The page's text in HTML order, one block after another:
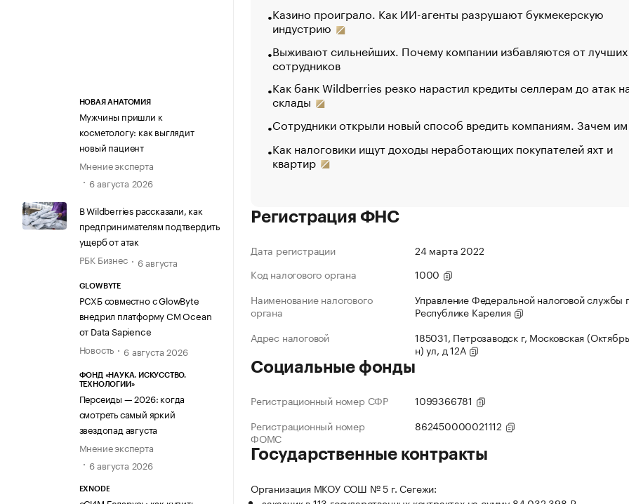
НОВАЯ АНАТОМИЯ
Мужчины пришли к
косметологу: как выглядит
новый пациент
Мнение эксперта
6 августа 2026
В Wildberries рассказали, как
предпринимателям подтвердить
ущерб от атак
РБК Бизнес
6 августа
GLOWBYTE
РСХБ совместно с GlowByte
внедрил платформу CM Ocean
от Data Sapience
Новость
6 августа 2026
ФОНД «НАУКА. ИСКУССТВО.
ТЕХНОЛОГИИ»
Персеиды — 2026: когда
смотреть самый яркий
звездопад августа
Мнение эксперта
6 августа 2026
EXNODE
Казино проиграло. Как ИИ-агенты разрушают букмекерскую
индустрию
Выживают сильнейших. Почему компании избавляются от лучших
сотрудников
Как банк Wildberries резко нарастил кредиты селлерам до атак
склады
Сотрудники открыли новый способ вредить компаниям. Зачем
Как налоговики ищут доходы неработающих покупателей яхт и
квартир
Регистрация ФНС
Дата регистрации
24 марта 2022
Код налогового органа
1000
Наименование налогового
органа
Управление Федеральной налоговой службы
Республике Карелия
Адрес налоговой
185031, Петрозаводск г, Московская
н) ул, д 12А
Социальные фонды
Регистрационный номер СФР
1099366781
Регистрационный номер
ФОМС
862450000021112
Государственные контракты
Организация МКОУ СОШ № 5 г. Сегежи: